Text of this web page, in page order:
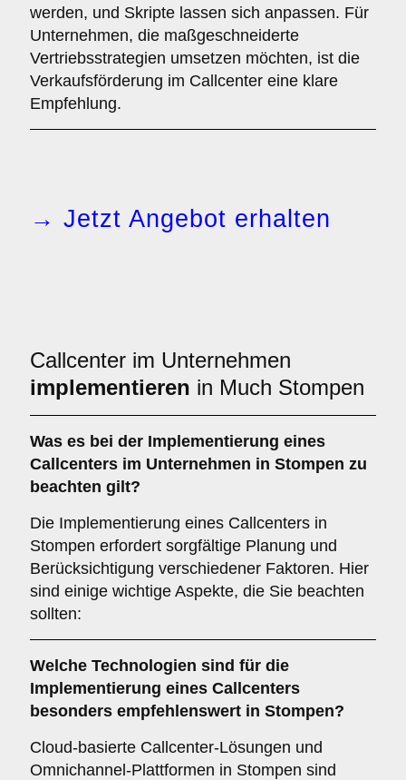
werden, und Skripte lassen sich anpassen. Für
Unternehmen, die maßgeschneiderte
Vertriebsstrategien umsetzen möchten, ist die
Verkaufsförderung im Callcenter eine klare
Empfehlung.
→ Jetzt Angebot erhalten
Callcenter im Unternehmen
implementieren in Much Stompen
Was es bei der Implementierung eines
Callcenters im Unternehmen in Stompen zu
beachten gilt?
Die Implementierung eines Callcenters in
Stompen erfordert sorgfältige Planung und
Berücksichtigung verschiedener Faktoren. Hier
sind einige wichtige Aspekte, die Sie beachten
sollten:
Welche Technologien sind für die
Implementierung eines Callcenters
besonders empfehlenswert in Stompen?
Cloud-basierte Callcenter-Lösungen und
Omnichannel-Plattformen in Stompen sind